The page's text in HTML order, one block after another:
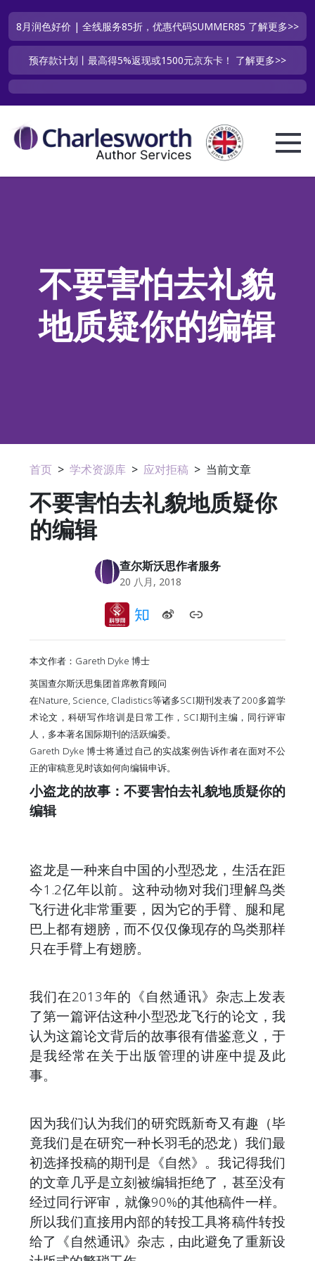
8月润色好价 | 全线服务85折，优惠代码SUMMER85 了解更多>>
预存款计划丨最高得5%返现或1500元京东卡！ 了解更多>>
不要害怕去礼貌
地质疑你的编辑
首页 > 学术资源库 > 应对拒稿 > 当前文章
不要害怕去礼貌地质疑你
的编辑
查尔斯沃思作者服务
20 八月, 2018
本文作者：Gareth Dyke 博士
英国查尔斯沃思集团首席教育顾问
在Nature, Science, Cladistics等诸多SCI期刊发表了200多篇学
术论文，科研写作培训是日常工作，SCI期刊主编，同行评审
人，多本著名国际期刊的活跃编委。
Gareth Dyke 博士将通过自己的实战案例告诉作者在面对不公
正的审稿意见时该如何向编辑申诉。
小盗龙的故事：不要害怕去礼貌地质疑你的
编辑
盗龙是一种来自中国的小型恐龙，生活在距
今1.2亿年以前。这种动物对我们理解鸟类
飞行进化非常重要，因为它的手臂、腿和尾
巴上都有翅膀，而不仅仅像现存的鸟类那样
只在手臂上有翅膀。
我们在2013年的《自然通讯》杂志上发表
了第一篇评估这种小型恐龙飞行的论文，我
认为这篇论文背后的故事很有借鉴意义，于
是我经常在关于出版管理的讲座中提及此
事。
因为我们认为我们的研究既新奇又有趣（毕
竟我们是在研究一种长羽毛的恐龙）我们最
初选择投稿的期刊是《自然》。我记得我们
的文章几乎是立刻被编辑拒绝了，甚至没有
经过同行评审，就像90%的其他稿件一样。
所以我们直接用内部的转投工具将稿件转投
给了《自然通讯》杂志，由此避免了重新设